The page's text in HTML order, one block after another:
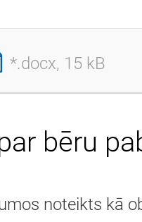
*.docx, 15 kB
bēru
noteikts kā